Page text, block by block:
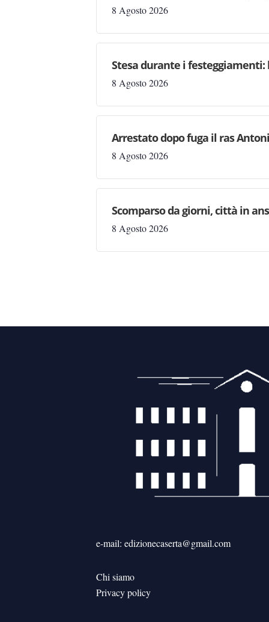
8 Agosto 2026
Stesa durante i
8 Agosto 2026
Arrestato dopo fuga il ras
8 Agosto 2026
Scomparso da giorni, città in
8 Agosto 2026
e-mail: edizionecaserta@gmail.com
Chi siamo
Privacy policy